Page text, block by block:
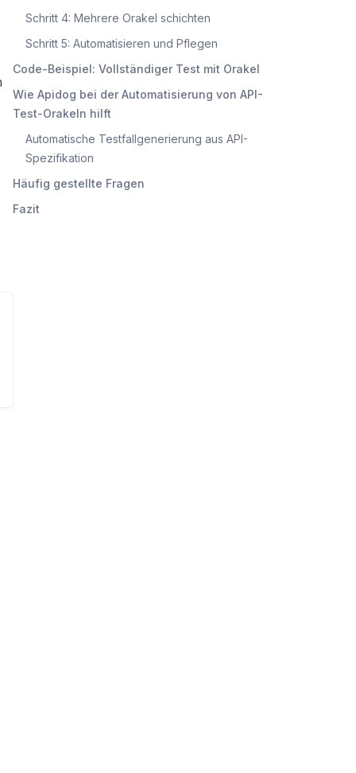
Schritt 4: Mehrere Orakel schichten
Schritt 5: Automatisieren und Pflegen
Code-Beispiel: Vollständiger Test mit Orakel
Wie Apidog bei der Automatisierung von API-
Test-Orakeln hilft
Automatische Testfallgenerierung aus API-
Spezifikation
Häufig gestellte Fragen
Fazit